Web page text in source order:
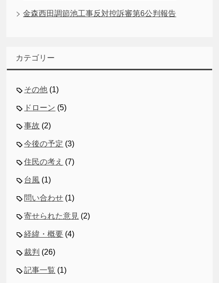
金森西田調節池工事反対控訴審第6公判報告
カテゴリー
その他 (1)
ドローン (5)
事故 (2)
今後の予定 (3)
住民の考え (7)
台風 (1)
問い合わせ (1)
寄せられた意見 (2)
経緯・概要 (4)
裁判 (26)
記事一覧 (1)